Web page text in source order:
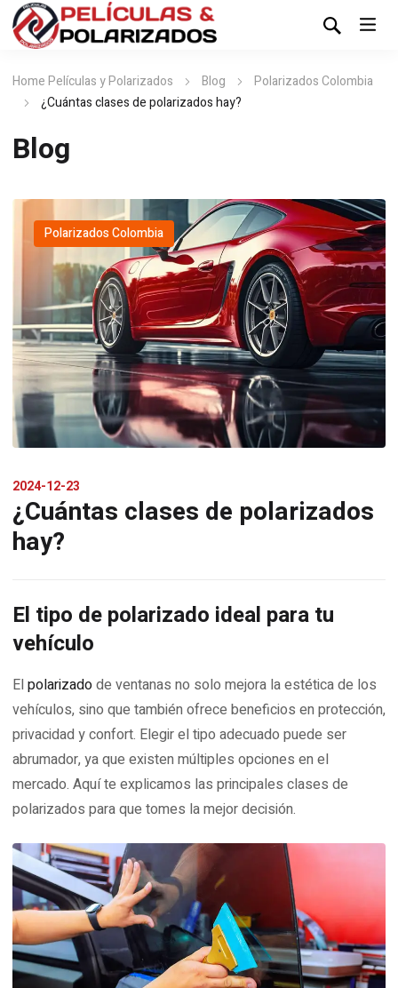
Home Películas y Polarizados Blog
Polarizados Colombia
¿Cuántas clases de polarizados hay?
Blog
Polarizados Colombia
2024-12-23
¿Cuántas clases de polarizados
hay?
El tipo de polarizado ideal para tu
vehículo
El polarizadode ventanas no solo mejora la estética de los
vehículos, sino que también ofrece beneficios en protección,
privacidad y confort. Elegir el tipo adecuado puede ser
abrumador, ya que existen múltiples opciones en el
mercado. Aquí te explicamos las principales clases de
polarizados para que tomes la mejor decisión.